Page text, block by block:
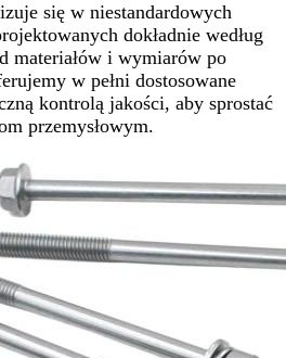
się w niestandardowych
dokładnie według
materiałów i wymiarów po
w pełni dostosowane
kontrolą jakości, aby sprostać
przemysłowym.